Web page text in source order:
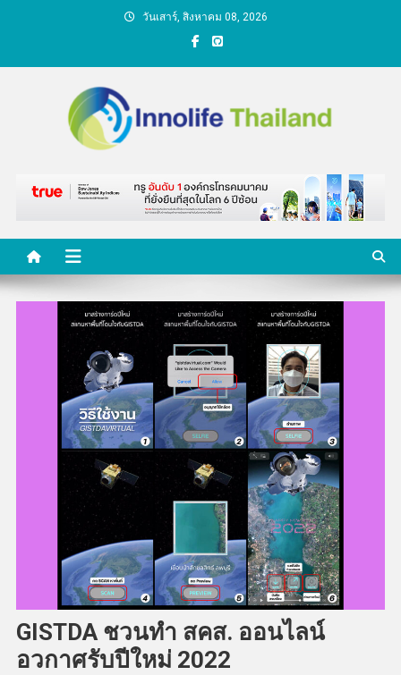
วันเสาร์, สิงหาคม 08, 2026
คนกับความคิด ชีวิตกับ
นวัตกรรม
GISTDA ชวนทำ สคส. ออนไลน์
อวกาศรับปีใหม่ 2022